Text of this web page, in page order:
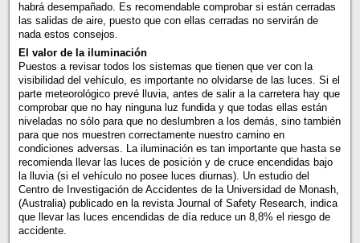
habrá desempañado. Es recomendable comprobar si están cerradas
las salidas de aire, puesto que con ellas cerradas no servirán de
nada estos consejos.
El valor de la iluminación
Puestos a revisar todos los sistemas que tienen que ver con la
visibilidad del vehículo, es importante no olvidarse de las luces. Si el
parte meteorológico prevé lluvia, antes de salir a la carretera hay que
comprobar que no hay ninguna luz fundida y que todas ellas están
niveladas no sólo para que no deslumbren a los demás, sino también
para que nos muestren correctamente nuestro camino en
condiciones adversas. La iluminación es tan importante que hasta se
recomienda llevar las luces de posición y de cruce encendidas bajo
la lluvia (si el vehículo no posee luces diurnas). Un estudio del
Centro de Investigación de Accidentes de la Universidad de Monash,
(Australia) publicado en la revista Journal of Safety Research, indica
que llevar las luces encendidas de día reduce un 8,8% el riesgo de
accidente.